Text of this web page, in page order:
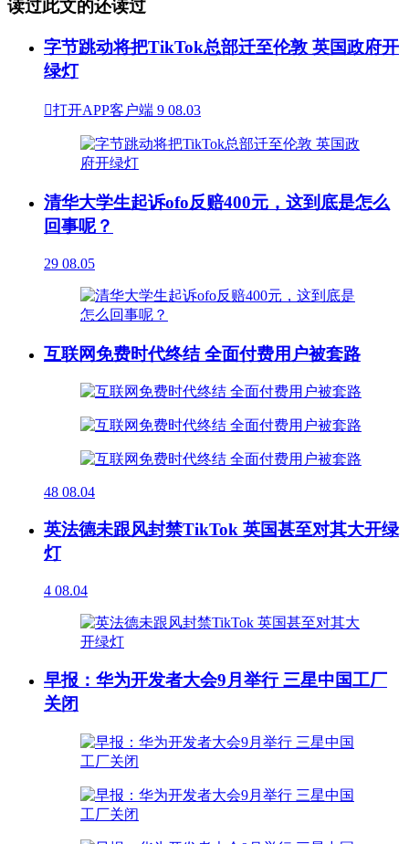
读过此文的还读过
字节跳动将把TikTok总部迁至伦敦 英国政府开
绿灯
打开APP客户端 9 08.03
清华大学生起诉ofo反赔400元，这到底是怎么
回事呢？
29 08.05
互联网免费时代终结 全面付费用户被套路
48 08.04
英法德未跟风封禁TikTok 英国甚至对其大开绿
灯
4 08.04
早报：华为开发者大会9月举行 三星中国工厂
关闭